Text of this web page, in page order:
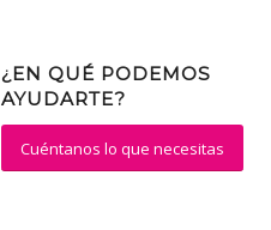
¿EN QUÉ PODEMOS
AYUDARTE?
Cuéntanos lo que necesitas